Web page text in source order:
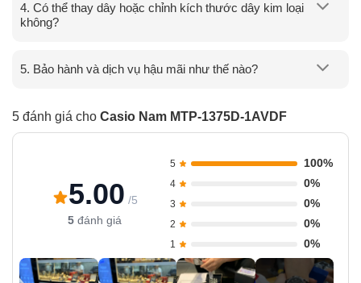
4. Có thể thay dây hoặc chỉnh kích thước dây kim loại
không?
5. Bảo hành và dịch vụ hậu mãi như thế nào?
5 đánh giá cho Casio Nam MTP-1375D-1AVDF
5.00 /5
5 đánh giá
5 100%
4 0%
3 0%
2 0%
1 0%